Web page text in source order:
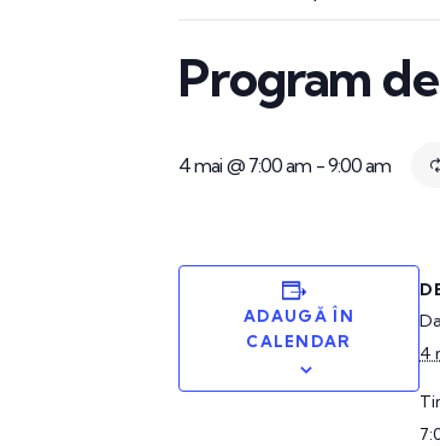
Program
4 mai @ 7:00 am -9:00 am
ADAUGĂ ÎN
CALENDAR
4